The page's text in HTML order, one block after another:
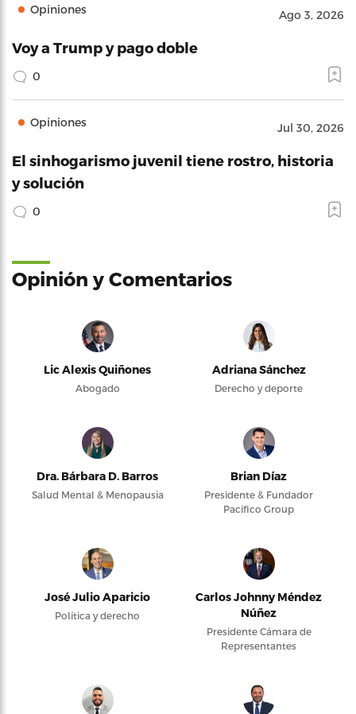
Opiniones Ago 3, 2026
Voy a Trump y pago doble
0
Opiniones Jul 30, 2026
El sinhogarismo juvenil tiene rostro, historia
y solución
0
Opinión y Comentarios
Lic Alexis Quiñones
Abogado
Adriana Sánchez
Derecho y deporte
Dra. Bárbara D. Barros
Salud Mental & Menopausia
Brian Díaz
Presidente & Fundador
Pacifico Group
José Julio Aparicio
Política y derecho
Carlos Johnny Méndez
Núñez
Presidente Cámara de
Representantes